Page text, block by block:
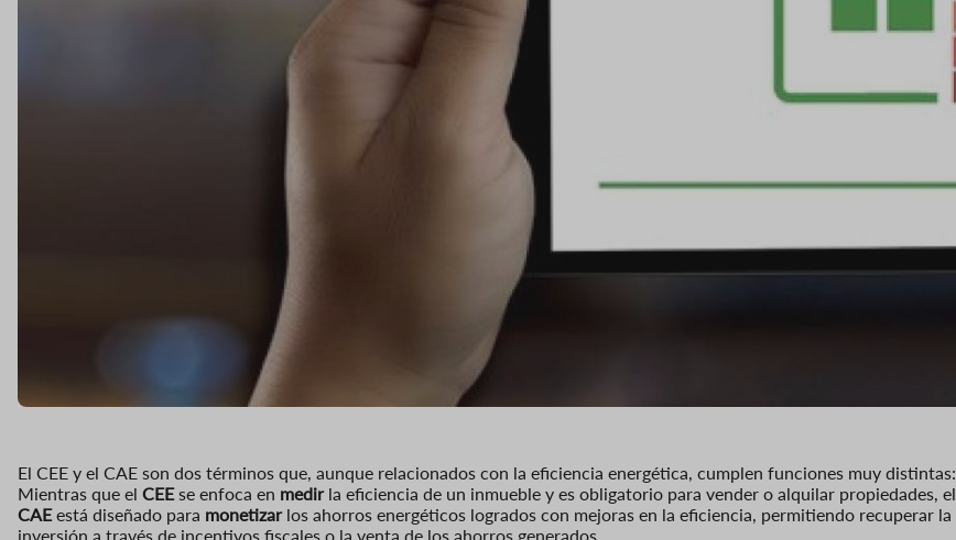
El CEE y el CAE son dos términos que, aunque relacionados con la eficiencia energética, cumplen funciones muy distintas:
Mientras que el CEEse enfoca en medir la eficiencia de un inmueble y es obligatorio para vender o alquilar propiedades, el
CAEestá diseñado para monetizar los ahorros energéticos logrados con mejoras en la eficiencia, permitiendo recuperar la
inversión a través de incentivos fiscales o la venta de los ahorros generados.